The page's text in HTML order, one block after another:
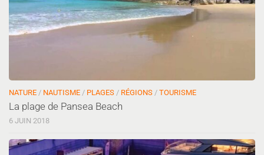
NATURE / NAUTISME / PLAGES / RÉGIONS / TOURISME
La plage de Pansea Beach
6 JUIN 2018